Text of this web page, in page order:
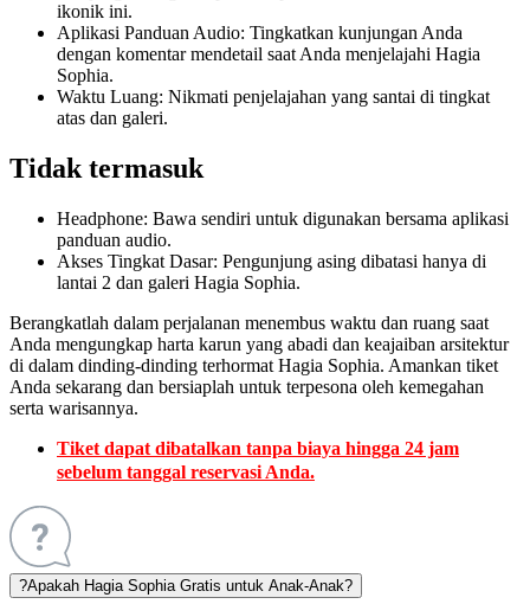
ikonik ini.
Aplikasi Panduan Audio: Tingkatkan kunjungan Anda
dengan komentar mendetail saat Anda menjelajahi Hagia
Sophia.
Waktu Luang: Nikmati penjelajahan yang santai di tingkat
atas dan galeri.
Tidak termasuk
Headphone: Bawa sendiri untuk digunakan bersama aplikasi
panduan audio.
Akses Tingkat Dasar: Pengunjung asing dibatasi hanya di
lantai 2 dan galeri Hagia Sophia.
Berangkatlah dalam perjalanan menembus waktu dan ruang saat
Anda mengungkap harta karun yang abadi dan keajaiban arsitektur
di dalam dinding-dinding terhormat Hagia Sophia. Amankan tiket
Anda sekarang dan bersiaplah untuk terpesona oleh kemegahan
serta warisannya.
Tiket dapat dibatalkan tanpa biaya hingga 24 jam
sebelum tanggal reservasi Anda.
?Apakah Hagia Sophia Gratis untuk Anak-Anak?